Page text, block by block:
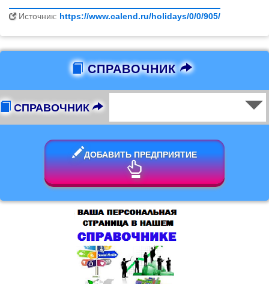
Источник: https://www.calend.ru/holidays/0/0/905/
СПРАВОЧНИК
СПРАВОЧНИК
ДОБАВИТЬ ПРЕДПРИЯТИЕ